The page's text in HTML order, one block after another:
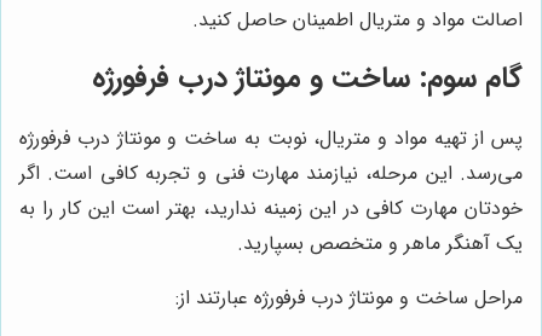
اصالت مواد و متریال اطمینان حاصل کنید.
گام سوم: ساخت و مونتاژ درب فرفورژه
پس از تهیه مواد و متریال، نوبت به ساخت و مونتاژ درب فرفورژه
می‌رسد. این مرحله، نیازمند مهارت فنی و تجربه کافی است. اگر
خودتان مهارت کافی در این زمینه ندارید، بهتر است این کار را به
یک آهنگر ماهر و متخصص بسپارید.
مراحل ساخت و مونتاژ درب فرفورژه عبارتند از: